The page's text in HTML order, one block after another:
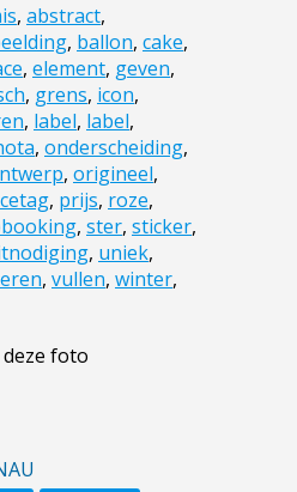
, abstract,
, ballon, cake,
, element, geven,
, grens, icon,
, label, label,
, onderscheiding,
, origineel,
, prijs, roze,
, ster, sticker,
, uniek,
, vullen, winter,
foto